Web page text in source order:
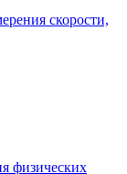
скорости,
физических